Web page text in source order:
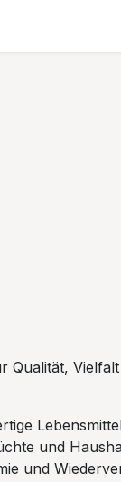
Qualität,
und
und